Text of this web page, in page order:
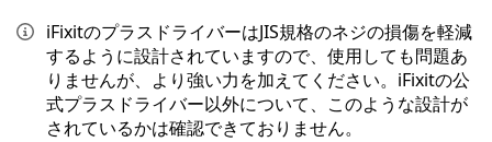
iFixitのプラスドライバーはJIS規格のネジの損傷を軽減
するように設計されていますので、使用しても問題あ
りませんが、より強い力を加えてください。iFixitの公
式プラスドライバー以外について、このような設計が
されているかは確認できておりません。